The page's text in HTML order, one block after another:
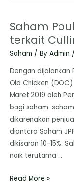
Saham
terkait
Saham / By Admin /
Dengan dijalankan
Old Chicken
Maret 2019 oleh
bagi saham-
dikarenakan
diantara Saham
dikisaran 10-15%.
naik terutama …
Read More »